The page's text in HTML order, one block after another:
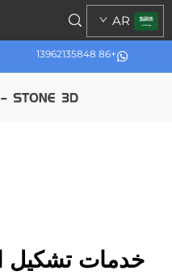
+86 13962135848
AR